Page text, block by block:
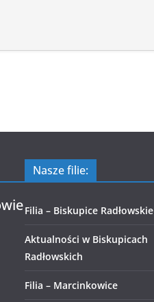
Nasze filie:
Filia – Biskupice Radłowskie
Aktualności w Biskupicach
Radłowskich
Filia – Marcinkowice